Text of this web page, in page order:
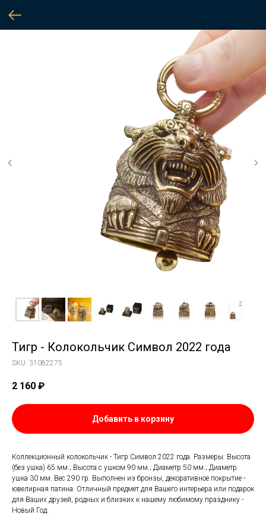
Тигр - Колокольчик Символ 2022 года
SKU: 31082275
2 160 ₽
Добавить в корзину
Коллекционный колокольчик - Тигр Символ 2022 года. Размеры: Высота
(без ушка) 65 мм.; Высота с ушком 90 мм.; Диаметр 50 мм.; Диаметр
ушка 30 мм. Вес 290 гр. Выполнен из бронзы, декоративное покрытие -
ювелирная патина. Отличный предмет для Вашего интерьера или подарок
для Ваших друзей, родных и близких к нашему любимому празднику -
Новый Год.